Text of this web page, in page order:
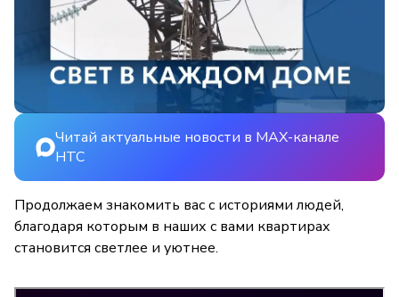
Читай актуальные новости в MAX-канале
НТС
Продолжаем знакомить вас с историями людей,
благодаря которым в наших с вами квартирах
становится светлее и уютнее.